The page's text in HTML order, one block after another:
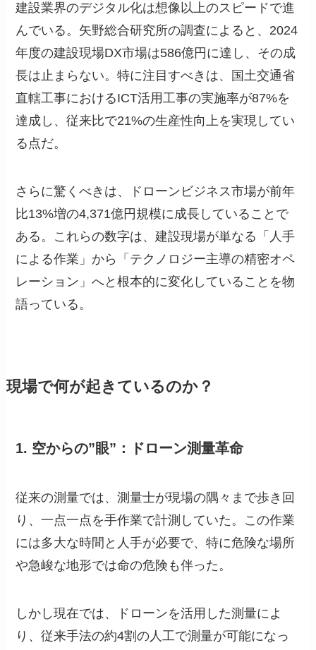
建設業界のデジタル化は想像以上のスピードで進
んでいる。矢野総合研究所の調査によると、2024
年度の建設現場DX市場は586億円に達し、その成
長は止まらない。特に注目すべきは、国土交通省
直轄工事におけるICT活用工事の実施率が87%を
達成し、従来比で21%の生産性向上を実現してい
る点だ。
さらに驚くべきは、ドローンビジネス市場が前年
比13%増の4,371億円規模に成長していることで
ある。これらの数字は、建設現場が単なる「人手
による作業」から「テクノロジー主導の精密オペ
レーション」へと根本的に変化していることを物
語っている。
現場で何が起きているのか？
1. 空からの”眼”：ドローン測量革命
従来の測量では、測量士が現場の隅々まで歩き回
り、一点一点を手作業で計測していた。この作業
には多大な時間と人手が必要で、特に危険な場所
や急峻な地形では命の危険も伴った。
しかし現在では、ドローンを活用した測量によ
り、従来手法の約4割の人工で測量が可能になっ